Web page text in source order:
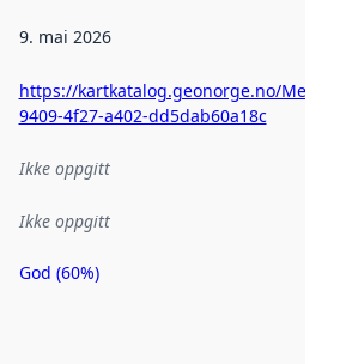
9. mai 2026
https://kartkatalog.geonorge.no/
9409-4f27-a402-dd5dab60a18c
Ikke oppgitt
Ikke oppgitt
Metadatakvalitet
God (60%)